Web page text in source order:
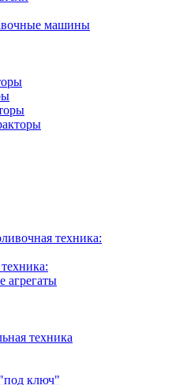
машины
техника:
агрегаты
техника
ключ"